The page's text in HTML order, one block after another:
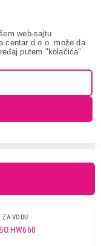
web-sajtu
centar d.o.o. može da
putem "kolačića"
filtraciju
Dispanzeri za
ZA VODU